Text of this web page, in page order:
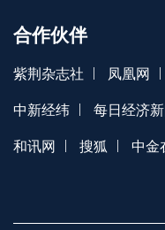
合作伙伴
紫荆杂志社 凤凰网
中新经纬 每日经济新
和讯网 搜狐 中金